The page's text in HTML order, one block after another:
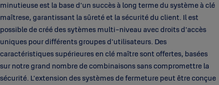
minutieuse est la base d'un succès à long terme du système à clé
maîtrese, garantissant la sûreté et la sécurité du client. Il est
possible de créé des sytèmes multi-niveau avec droits d'accès
uniques pour différents groupes d'utilisateurs. Des
caractéristiques supérieures en clé maître sont offertes, basées
sur notre grand nombre de combinaisons sans compromettre la
sécurité. L'extension des systèmes de fermeture peut être conçue